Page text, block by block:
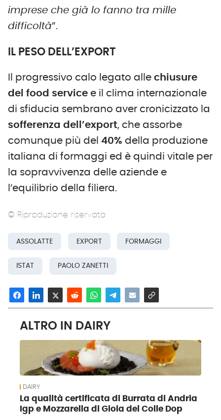
imprese che già lo fanno tra mille
difficoltà”.
IL PESO DELL’EXPORT
Il progressivo calo legato alle chiusure
del food service e il clima internazionale
di sfiducia sembrano aver cronicizzato la
sofferenza dell’export, che assorbe
comunque più del 40% della produzione
italiana di formaggi ed è quindi vitale per
la sopravvivenza delle aziende e
l’equilibrio della filiera.
© Riproduzione riservata
ASSOLATTE EXPORT FORMAGGI
ISTAT PAOLO ZANETTI
ALTRO IN DAIRY
DAIRY
La qualità certificata di Burrata di Andria
Igp e Mozzarella di Gioia del Colle Dop